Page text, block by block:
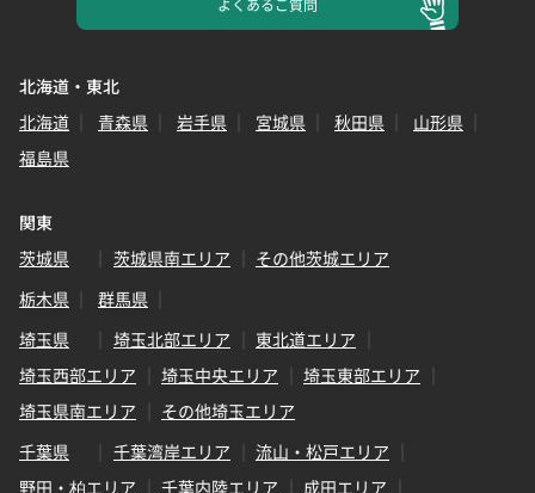
よくあるご質問
北海道・東北
北海道
青森県 岩手県 宮城県 秋田県
山形県
福島県
関東
茨城県
茨城県南エリア
その他茨城エリア
栃木県
群馬県
埼玉県
埼玉北部エリア
東北道エリア
埼玉西部エリア
埼玉中央エリア
埼玉東部エリア
埼玉県南エリア
その他埼玉エリア
千葉県
千葉湾岸エリア
流山・松戸エリア
野田・柏エリア
千葉内陸エリア
成田エリア